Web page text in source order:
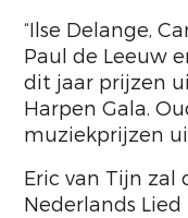
“Ilse Delange,
Paul de Leeuw
dit jaar prijzen
Harpen Gala.
muziekprijzen
Eric van Tijn zal
Nederlands